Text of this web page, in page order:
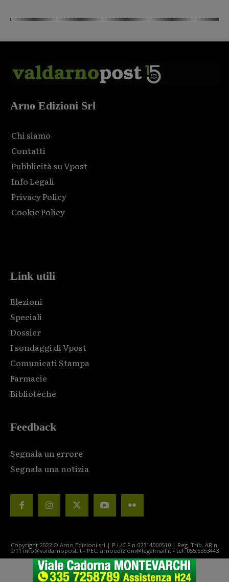
Arno Edizioni Srl
Chi siamo
Contatti
Pubblicità su Vpost
Info Legali
Privacy Policy
Cookie Policy
Link utili
Elezioni
Speciali
Dossier
I sondaggi di Vpost
Comunicati Stampa
Farmacie
Biblioteche
Feedback
Segnala un errore
Segnala una notizia
Copyright 2022 © Arno Edizioni srl | P.I./C.F n.02314000510 | Reg. Trib. AR n.
9/11 info@valdarnopost.it - PEC: arnoedizioni@legalmail.it - tel. 055.5353443